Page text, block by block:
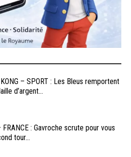
KONG – SPORT : Les Bleus remportent
d’argent...
FRANCE : Gavroche scrute pour vous
tour...